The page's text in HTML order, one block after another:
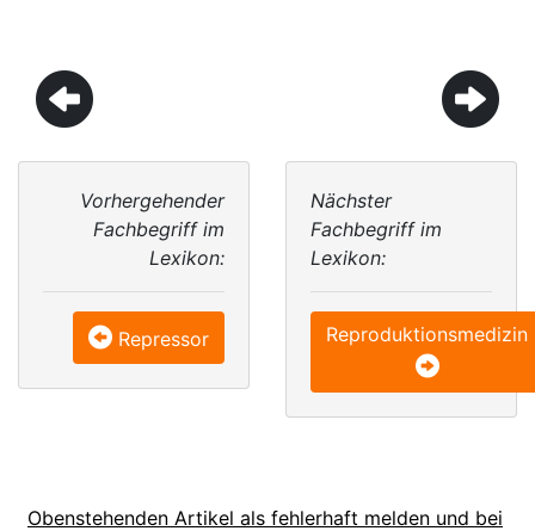
Vorhergehender
Fachbegriff im
Lexikon:
Repressor
Nächster
Fachbegriff im
Lexikon:
Reproduktionsmedizin
Obenstehenden Artikel als fehlerhaft melden und bei